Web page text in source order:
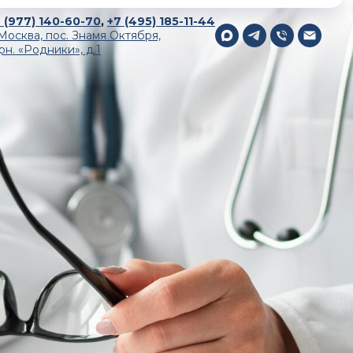
(977) 140-60-70, +7 (495) 185-11-44
пос. Знамя Октября,
«Родники», д.1